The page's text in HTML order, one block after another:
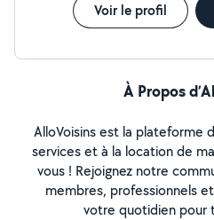
Voir le profil
À Propos
AlloVoisins est la plateforme
services et à la location de
vous ! Rejoignez notre
membres, professionnels
votre quotidien pour